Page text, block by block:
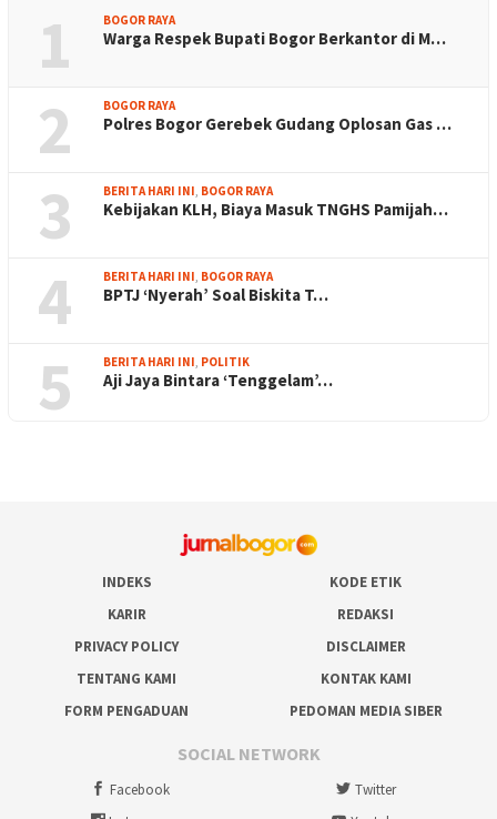
1 BOGOR RAYA
Warga Respek Bupati Bogor Berkantor di M…
2 BOGOR RAYA
Polres Bogor Gerebek Gudang Oplosan Gas …
3 BERITA HARI INI, BOGOR RAYA
Kebijakan KLH, Biaya Masuk TNGHS Pamijah…
4 BERITA HARI INI, BOGOR RAYA
BPTJ ‘Nyerah’ Soal Biskita T…
5 BERITA HARI INI, POLITIK
Aji Jaya Bintara ‘Tenggelam’…
INDEKS
KODE ETIK
KARIR
REDAKSI
PRIVACY POLICY
DISCLAIMER
TENTANG KAMI
KONTAK KAMI
FORM PENGADUAN
PEDOMAN MEDIA SIBER
SOCIAL NETWORK
Facebook
Twitter